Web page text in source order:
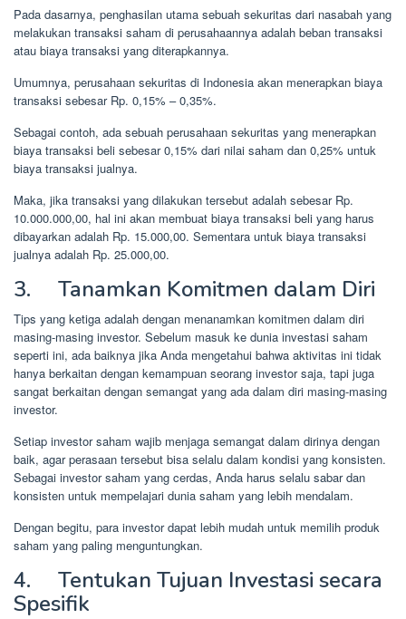
Pada dasarnya, penghasilan utama sebuah sekuritas dari nasabah yang
melakukan transaksi saham di perusahaannya adalah beban transaksi
atau biaya transaksi yang diterapkannya.
Umumnya, perusahaan sekuritas di Indonesia akan menerapkan biaya
transaksi sebesar Rp. 0,15% – 0,35%.
Sebagai contoh, ada sebuah perusahaan sekuritas yang menerapkan
biaya transaksi beli sebesar 0,15% dari nilai saham dan 0,25% untuk
biaya transaksi jualnya.
Maka, jika transaksi yang dilakukan tersebut adalah sebesar Rp.
10.000.000,00, hal ini akan membuat biaya transaksi beli yang harus
dibayarkan adalah Rp. 15.000,00. Sementara untuk biaya transaksi
jualnya adalah Rp. 25.000,00.
3. Tanamkan Komitmen dalam Diri
Tips yang ketiga adalah dengan menanamkan komitmen dalam diri
masing-masing investor. Sebelum masuk ke dunia investasi saham
seperti ini, ada baiknya jika Anda mengetahui bahwa aktivitas ini tidak
hanya berkaitan dengan kemampuan seorang investor saja, tapi juga
sangat berkaitan dengan semangat yang ada dalam diri masing-masing
investor.
Setiap investor saham wajib menjaga semangat dalam dirinya dengan
baik, agar perasaan tersebut bisa selalu dalam kondisi yang konsisten.
Sebagai investor saham yang cerdas, Anda harus selalu sabar dan
konsisten untuk mempelajari dunia saham yang lebih mendalam.
Dengan begitu, para investor dapat lebih mudah untuk memilih produk
saham yang paling menguntungkan.
4. Tentukan Tujuan Investasi secara
Spesifik